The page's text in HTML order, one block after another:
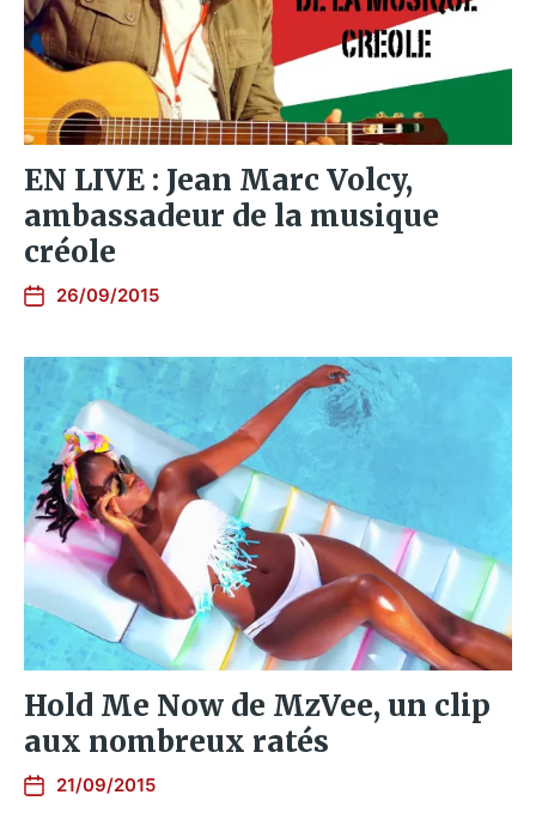
EN LIVE : Jean Marc Volcy,
ambassadeur de la musique
créole
26/09/2015
Hold Me Now de MzVee, un clip
aux nombreux ratés
21/09/2015